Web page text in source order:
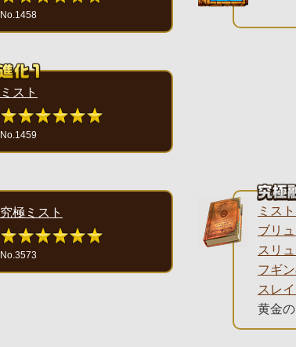
No.1458
ミスト
No.1459
究極ミスト
No.3573
ミス
ブリ
スリ
フギ
スレ
黄金